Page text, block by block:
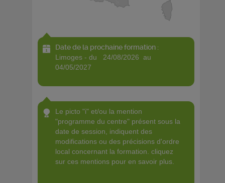
Date de la prochaine formation :
limoges - du 24/08/2026 au
04/05/2027
le picto "i" et/ou la mention
"programme du centre" présent sous la
date de session, indiquent des
modifications ou des précisions d'ordre
local concernant la formation. cliquez
sur ces mentions pour en savoir plus.